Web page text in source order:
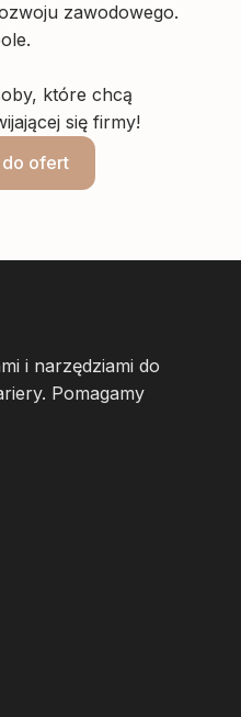
zawodowego.
które chcą
się firmy!
ofert
i narzędziami do
Pomagamy